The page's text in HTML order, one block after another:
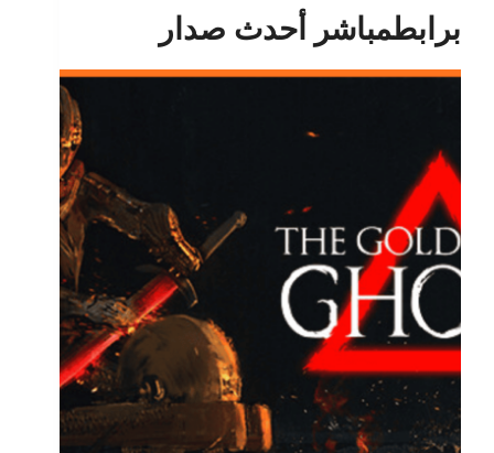
برابطمباشر أحدث صدار